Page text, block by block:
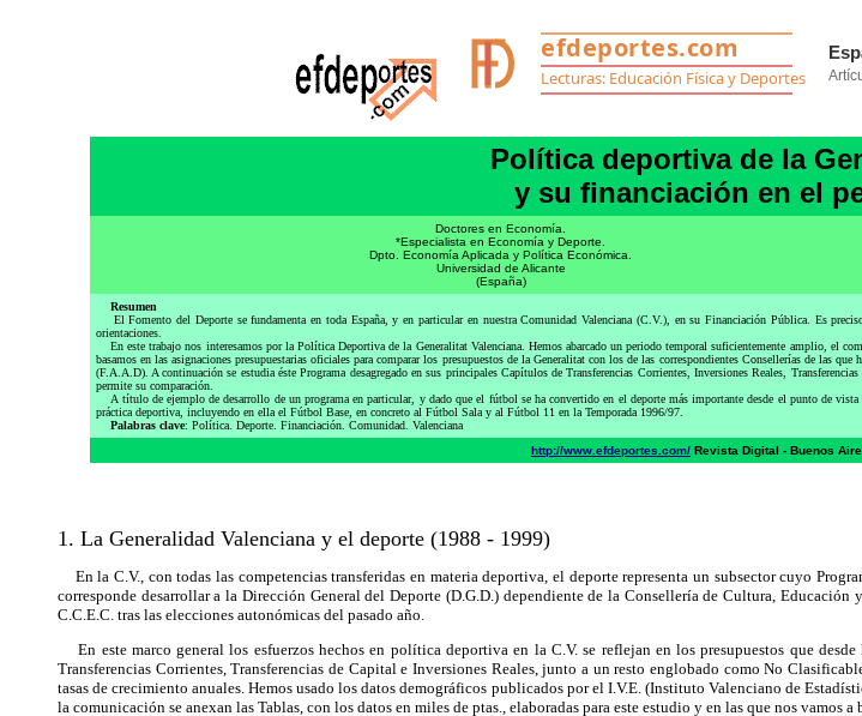
Política deportiva de la
y su financiación en el
Doctores en Economía.
*Especialista en Economía y Deporte.
Dpto. Economía Aplicada y Política Económica.
Universidad de Alicante
(España)
Resumen
El Fomento del Deporte se fundamenta en toda España, y en particular en nuestra Comunidad Valenciana (C.V.), en su Financiación Pública. Es
orientaciones.
En este trabajo nos interesamos por la Política Deportiva de la Generalitat Valenciana. Hemos abarcado un periodo temporal suficientemente amplio, el
basamos en las asignaciones presupuestarias oficiales para comparar los presupuestos de la Generalitat con los de las correspondientes Consellerías de las
(F.A.A.D). A continuación se estudia éste Programa desagregado en sus principales Capítulos de Transferencias Corrientes, Inversiones Reales,
permite su comparación.
A título de ejemplo de desarrollo de un programa en particular, y dado que el fútbol se ha convertido en el deporte más importante desde el punto de
práctica deportiva, incluyendo en ella el Fútbol Base, en concreto al Fútbol Sala y al Fútbol 11 en la Temporada 1996/97.
Palabras clave: Política. Deporte. Financiación. Comunidad. Valenciana
http://www.efdeportes.com/ Revista Digital - Buenos
1. La Generalidad Valenciana y el deporte (1988 - 1999)
En la C.V., con todas las competencias transferidas en materia deportiva, el deporte representa un subsector cuyo
corresponde desarrollar a la Dirección General del Deporte (D.G.D.) dependiente de la Consellería de Cultura,
C.C.E.C. tras las elecciones autonómicas del pasado año.
En este marco general los esfuerzos hechos en política deportiva en la C.V. se reflejan en los presupuestos que
Transferencias Corrientes, Transferencias de Capital e Inversiones Reales, junto a un resto englobado como No
tasas de crecimiento anuales. Hemos usado los datos demográficos publicados por el I.V.E. (Instituto Valenciano de
la comunicación se anexan las Tablas, con los datos en miles de ptas., elaboradas para este estudio y en las que nos vamos a